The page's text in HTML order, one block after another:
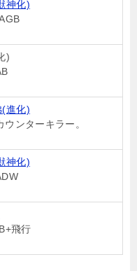
神化)
)
(進化)
ウンターキラー。
神化)
飛行